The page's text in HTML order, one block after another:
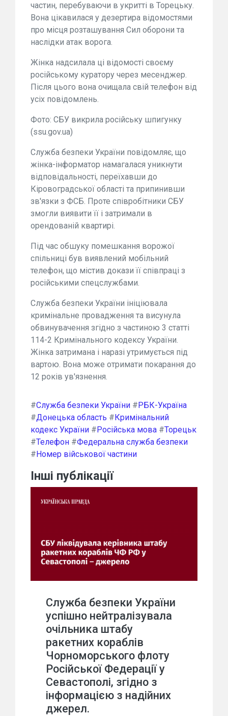
частин, перебуваючи в укритті в Торецьку.
Вона цікавилася у дезертира відомостями
про місця розташування Сил оборони та
наслідки атак ворога.
Жінка надсилала ці відомості своєму
російському куратору через месенджер.
Після цього вона очищала свій телефон від
усіх повідомлень.
Фото: СБУ викрила російську шпигунку
(ssu.gov.ua)
Служба безпеки України повідомляє, що
жінка-інформатор намагалася уникнути
відповідальності, переїхавши до
Кіровоградської області та припинивши
зв'язки з ФСБ. Проте співробітники СБУ
змогли виявити її і затримали в
орендованій квартирі.
Під час обшуку помешкання ворожої
спільниці був виявлений мобільний
телефон, що містив докази її співпраці з
російськими спецслужбами.
Служба безпеки України ініціювала
кримінальне провадження та висунула
обвинувачення згідно з частиною 3 статті
114-2 Кримінального кодексу України.
Жінка затримана і наразі утримується під
вартою. Вона може отримати покарання до
12 років ув'язнення.
#Служба безпеки України #РБК-Україна
#Донецька область #Кримінальний
кодекс України #Російська мова #Торецьк
#Телефон #Федеральна служба безпеки
#Номер військової частини
Інші публікації
Служба безпеки України
успішно нейтралізувала
очільника штабу
ракетних кораблів
Чорноморського флоту
Російської Федерації у
Севастополі, згідно з
інформацією з надійних
джерел.